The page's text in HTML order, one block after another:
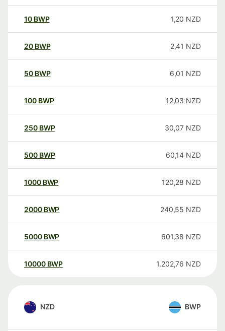
10 BWP 1,20 NZD
20 BWP 2,41 NZD
50 BWP 6,01 NZD
100 BWP 12,03 NZD
250 BWP 30,07 NZD
500 BWP 60,14 NZD
1000 BWP 120,28 NZD
2000 BWP 240,55 NZD
5000 BWP 601,38 NZD
10000 BWP 1.202,76 NZD
NZD BWP